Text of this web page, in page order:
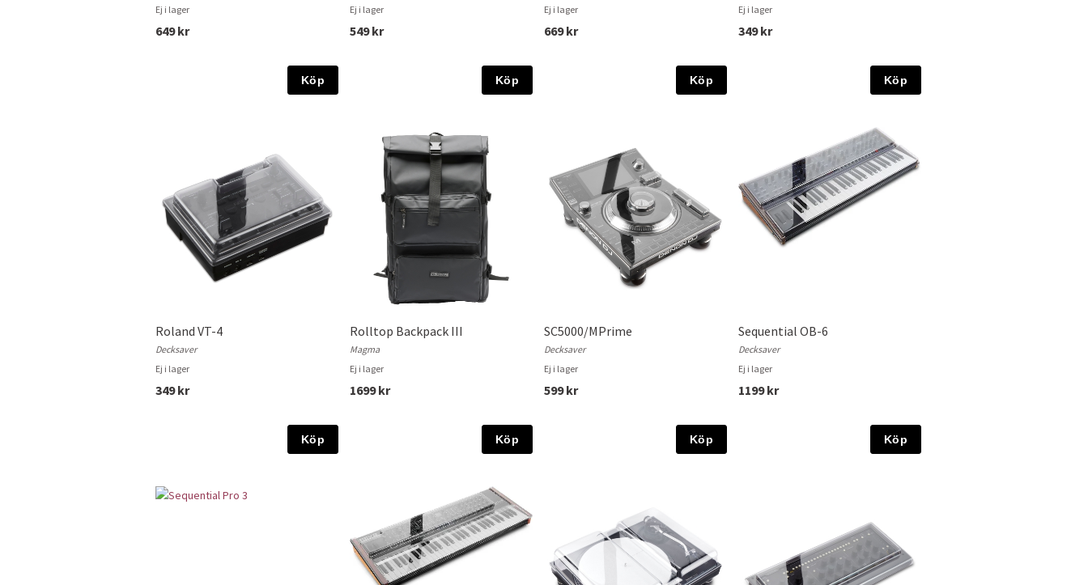
Ej i lager
649 kr
Köp
Ej i lager
549 kr
Köp
Ej i lager
669 kr
Köp
Ej i lager
349 kr
Köp
Roland VT-4
Decksaver
Ej i lager
349 kr
Köp
Rolltop Backpack III
Magma
Ej i lager
1699 kr
Köp
SC5000/MPrime
Decksaver
Ej i lager
599 kr
Köp
Sequential OB-6
Decksaver
Ej i lager
1199 kr
Köp